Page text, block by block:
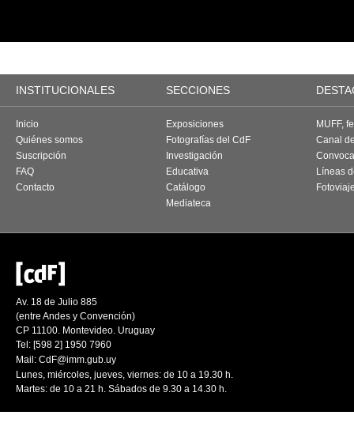
INSTITUCIONALES SECCIONES
Inicio
Quiénes somos
Suscripción
FAQ
Contacto
Exposiciones
Fotografías del CdF
Investigación
Educativa
Catálogo
Mediateca
MUFF,
Canal
Líneas
Av. 18 de Julio 885
(entre Andes y Convención)
CP 11100. Montevideo. Uruguay
Tel: [598 2] 1950 7960
Mail: CdF@imm.gub.uy
Lunes, miércoles, jueves, viernes: de 10 a 19.30 h.
Martes: de 10 a 21 h. Sábados de 9.30 a 14.30 h.